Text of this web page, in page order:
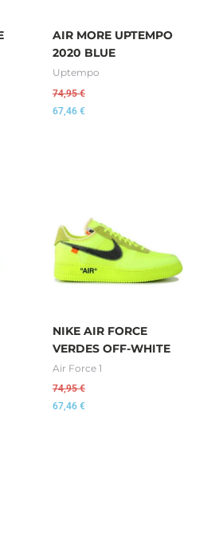
AIR MORE UPTEMPO
2020 BLUE
Uptempo
74,95€
67,46 €
NIKE AIR FORCE
VERDES OFF-WHITE
Air Force 1
74,95€
67,46 €